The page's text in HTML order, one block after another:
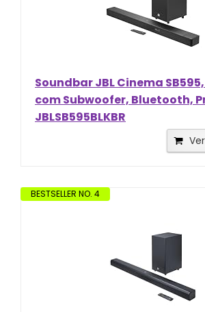
Soundbar JBL Cinema
com Subwoofer, Bluetooth,
JBLSB595BLKBR
BESTSELLER NO. 4